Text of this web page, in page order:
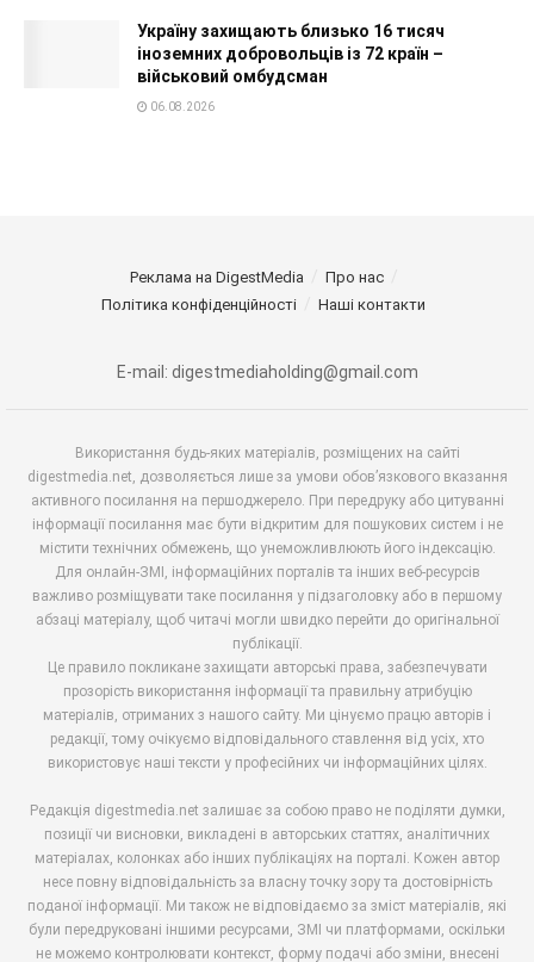
Україну захищають близько 16 тисяч
іноземних добровольців із 72 країн –
військовий омбудсман
06.08.2026
Реклама на DigestMedia
Про нас
Політика конфіденційності
Наші контакти
E-mail: digestmediaholding@gmail.com
Використання будь-яких матеріалів, розміщених на сайті
digestmedia.net, дозволяється лише за умови обов’язкового вказання
активного посилання на першоджерело. При передруку або цитуванні
інформації посилання має бути відкритим для пошукових систем і не
містити технічних обмежень, що унеможливлюють його індексацію.
Для онлайн-ЗМІ, інформаційних порталів та інших веб-ресурсів
важливо розміщувати таке посилання у підзаголовку або в першому
абзаці матеріалу, щоб читачі могли швидко перейти до оригінальної
публікації.
Це правило покликане захищати авторські права, забезпечувати
прозорість використання інформації та правильну атрибуцію
матеріалів, отриманих з нашого сайту. Ми цінуємо працю авторів і
редакції, тому очікуємо відповідального ставлення від усіх, хто
використовує наші тексти у професійних чи інформаційних цілях.
Редакція digestmedia.net залишає за собою право не поділяти думки,
позиції чи висновки, викладені в авторських статтях, аналітичних
матеріалах, колонках або інших публікаціях на порталі. Кожен автор
несе повну відповідальність за власну точку зору та достовірність
поданої інформації. Ми також не відповідаємо за зміст матеріалів, які
були передруковані іншими ресурсами, ЗМІ чи платформами, оскільки
не можемо контролювати контекст, форму подачі або зміни, внесені